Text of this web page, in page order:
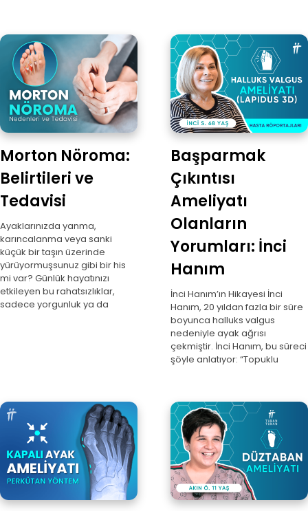
Morton Nöroma:
Belirtileri ve
Tedavisi
Ayaklarınızda yanma,
karıncalanma veya sanki
küçük bir taşın üzerinde
yürüyormuşsunuz gibi bir his
mi var? Günlük hayatınızı
etkileyen bu rahatsızlıklar,
sadece yorgunluk ya da
Başparmak
Çıkıntısı
Ameliyatı
Olanların
Yorumları: İnci
Hanım
İnci Hanım’ın Hikayesi İnci
Hanım, 20 yıldan fazla bir süre
boyunca halluks valgus
nedeniyle ayak ağrısı
çekmiştir. İnci Hanım, bu süreci
şöyle anlatıyor: “Topuklu